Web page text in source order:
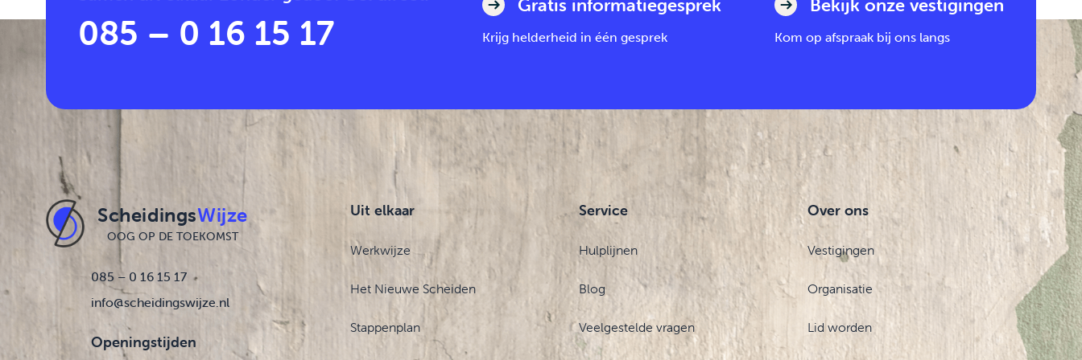
085 – 0 16 15 17
Gratis informatiegesprek
Krijg helderheid in één gesprek
Bekijk onze vestigingen
Kom op afspraak bij ons langs
ScheidingsWijze
OOG OP DE TOEKOMST
085 – 0 16 15 17
info@scheidingswijze.nl
Openingstijden
Uit elkaar
Werkwijze
Het Nieuwe Scheiden
Stappenplan
Service
Hulplijnen
Blog
Veelgestelde vragen
Over ons
Vestigingen
Organisatie
Lid worden